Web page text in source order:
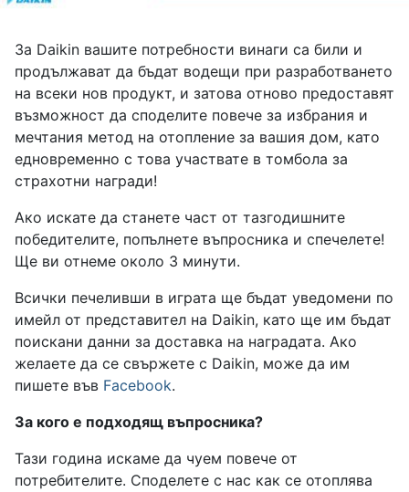
За Daikin вашите потребности винаги са били и
продължават да бъдат водещи при разработването
на всеки нов продукт, и затова отново предоставят
възможност да споделите повече за избрания и
мечтания метод на отопление за вашия дом, като
едновременно с това участвате в томбола за
страхотни награди!
Ако искате да станете част от тазгодишните
победителите, попълнете въпросника и спечелете!
Ще ви отнеме около 3 минути.
Всички печеливши в играта ще бъдат уведомени по
имейл от представител на Daikin, като ще им бъдат
поискани данни за доставка на наградата. Ако
желаете да се свържете с Daikin, може да им
пишете във Facebook.
За кого е подходящ въпросника?
Тази година искаме да чуем повече от
потребителите. Споделете с нас как се отоплява